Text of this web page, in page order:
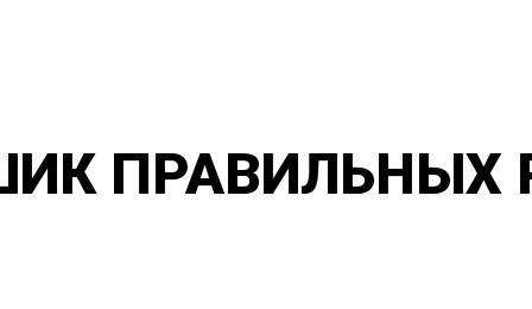
ПРАВИЛЬНЫХ